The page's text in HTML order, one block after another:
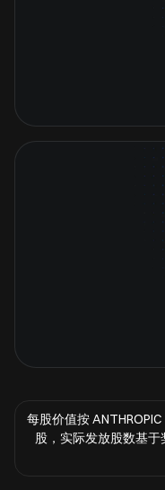
每股价值按
股，实际发放股数基